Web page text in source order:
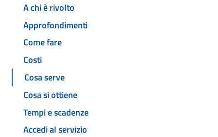
A chi è rivolto
Approfondimenti
Come fare
Costi
Cosa serve
Cosa si ottiene
Tempi e scadenze
Accedi al servizio